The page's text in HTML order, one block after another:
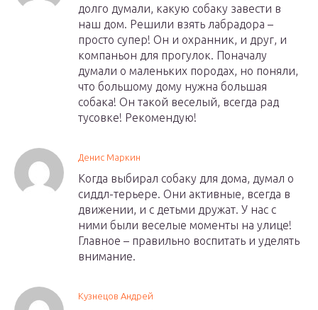
долго думали, какую собаку завести в
наш дом. Решили взять лабрадора –
просто супер! Он и охранник, и друг, и
компаньон для прогулок. Поначалу
думали о маленьких породах, но поняли,
что большому дому нужна большая
собака! Он такой веселый, всегда рад
тусовке! Рекомендую!
Денис Маркин
Когда выбирал собаку для дома, думал о
сиддл-терьере. Они активные, всегда в
движении, и с детьми дружат. У нас с
ними были веселые моменты на улице!
Главное – правильно воспитать и уделять
внимание.
Кузнецов Андрей